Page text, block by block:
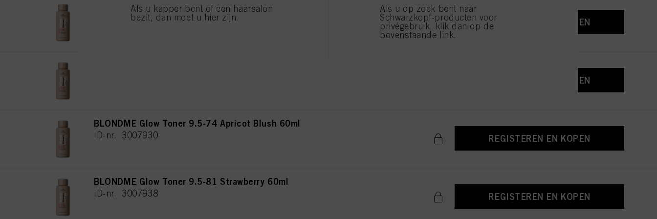
BLONDME Glow Toner 10-51 Frosty Gold 60ml
ID-nr. 3008760 REGISTEREN EN KOPEN
REGISTEREN EN KOPEN
BLONDME Glow Toner 9.5-74 Apricot Blush 60ml
ID-nr. 3007930 REGISTEREN EN KOPEN
BLONDME Glow Toner 9.5-81 Strawberry 60ml
ID-nr. 3007938 REGISTEREN EN KOPEN
Als u kapper bent of een haarsalon
bezit, dan moet u hier zijn.
Als u op zoek bent naar
Schwarzkopf-producten voor
privégebruik, klik dan op de
bovenstaande link.